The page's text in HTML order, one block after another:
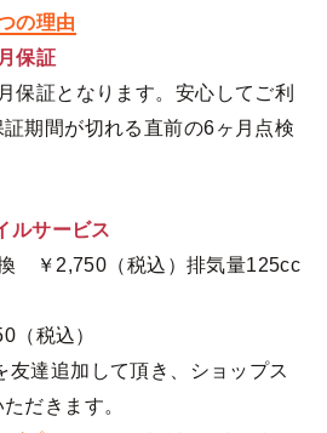
の理由
保証
保証となります。安心してご利
期間が切れる直前の6ヶ月点検
ルサービス
換 ￥2,750（税込）排気量125cc
（税込）
友達追加して頂き、ショップス
だきます。